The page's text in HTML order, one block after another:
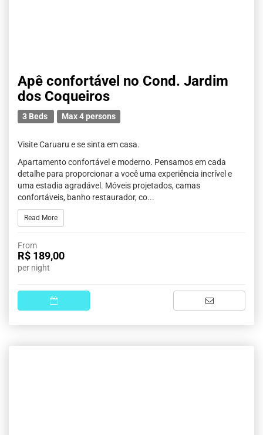
Apê confortável no Cond. Jardim
dos Coqueiros
3 Beds Max 4 persons
Visite Caruaru e se sinta em casa.
Apartamento confortável e moderno. Pensamos em cada
detalhe para proporcionar a você uma experiência incrível e
uma estadia agradável. Móveis projetados, camas
confortáveis, banho restaurador, co...
Read More
From
R$ 189,00
per night